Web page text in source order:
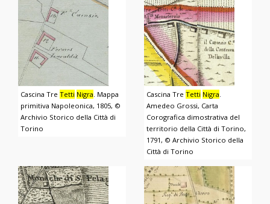
Cascina TreTetti Nigra. Mappa
primitiva Napoleonica, 1805, ©
Archivio Storico della Città di
Torino
Cascina TreTetti Nigra.
Amedeo Grossi, Carta
Corografica dimostrativa del
territorio della Città di Torino,
1791, © Archivio Storico della
Città di Torino